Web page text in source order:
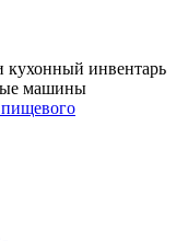
кухонный инвентарь
машины